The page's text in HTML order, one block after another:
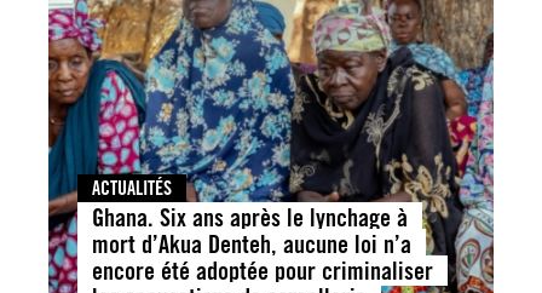
ACTUALITÉS
Ghana. Six ans après le lynchage à
mort d’Akua Denteh, aucune loi n’a
encore été adoptée pour criminaliser